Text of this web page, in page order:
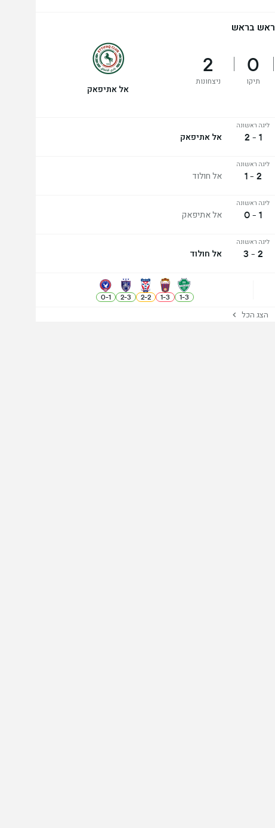
ראש בראש
0
תיקו
2
ניצחונות
אל אתיפאק
ליגה ראשונה
1 - 2 אל אתיפאק
ליגה ראשונה
2 - 1 אל חולוד
ליגה ראשונה
1 - 0 אל אתיפאק
ליגה ראשונה
2 - 3 אל חולוד
3
-
1
3
-
1
2
-
2
3
-
2
1
-
0
הצג הכל